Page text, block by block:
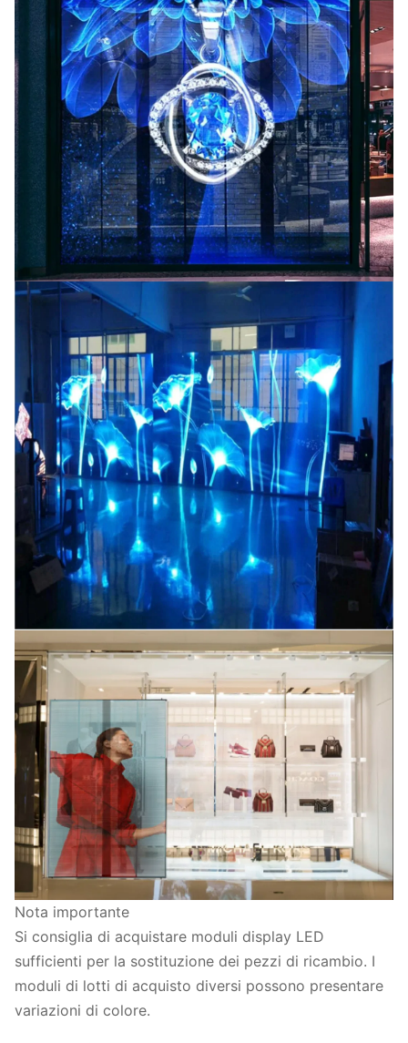
Nota importante
Si consiglia di acquistare moduli display LED
sufficienti per la sostituzione dei pezzi di ricambio. I
moduli di lotti di acquisto diversi possono presentare
variazioni di colore.